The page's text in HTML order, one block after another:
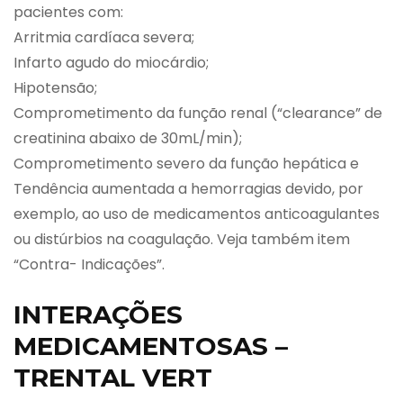
pacientes com:
Arritmia cardíaca severa;
Infarto agudo do miocárdio;
Hipotensão;
Comprometimento da função renal (“clearance” de
creatinina abaixo de 30mL/min);
Comprometimento severo da função hepática e
Tendência aumentada a hemorragias devido, por
exemplo, ao uso de medicamentos anticoagulantes
ou distúrbios na coagulação. Veja também item
“Contra- Indicações”.
INTERAÇÕES
MEDICAMENTOSAS –
TRENTAL VERT